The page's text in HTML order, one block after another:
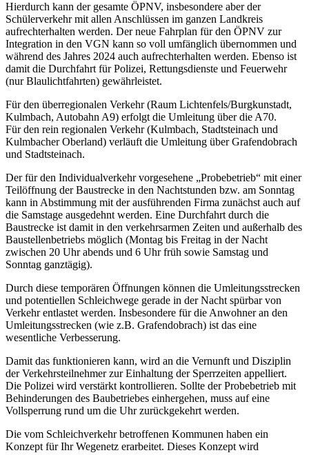
Hierdurch kann der gesamte ÖPNV, insbesondere aber der
Schülerverkehr mit allen Anschlüssen im ganzen Landkreis
aufrechterhalten werden. Der neue Fahrplan für den ÖPNV zur
Integration in den VGN kann so voll umfänglich übernommen und
während des Jahres 2024 auch aufrechterhalten werden. Ebenso ist
damit die Durchfahrt für Polizei, Rettungsdienste und Feuerwehr
(nur Blaulichtfahrten) gewährleistet.
Für den überregionalen Verkehr (Raum Lichtenfels/Burgkunstadt,
Kulmbach, Autobahn A9) erfolgt die Umleitung über die A70.
Für den rein regionalen Verkehr (Kulmbach, Stadtsteinach und
Kulmbacher Oberland) verläuft die Umleitung über Grafendobrach
und Stadtsteinach.
Der für den Individualverkehr vorgesehene „Probebetrieb“ mit einer
Teilöffnung der Baustrecke in den Nachtstunden bzw. am Sonntag
kann in Abstimmung mit der ausführenden Firma zunächst auch auf
die Samstage ausgedehnt werden. Eine Durchfahrt durch die
Baustrecke ist damit in den verkehrsarmen Zeiten und außerhalb des
Baustellenbetriebs möglich (Montag bis Freitag in der Nacht
zwischen 20 Uhr abends und 6 Uhr früh sowie Samstag und
Sonntag ganztägig).
Durch diese temporären Öffnungen können die Umleitungsstrecken
und potentiellen Schleichwege gerade in der Nacht spürbar von
Verkehr entlastet werden. Insbesondere für die Anwohner an den
Umleitungsstrecken (wie z.B. Grafendobrach) ist das eine
wesentliche Verbesserung.
Damit das funktionieren kann, wird an die Vernunft und Disziplin
der Verkehrsteilnehmer zur Einhaltung der Sperrzeiten appelliert.
Die Polizei wird verstärkt kontrollieren. Sollte der Probebetrieb mit
Behinderungen des Baubetriebes einhergehen, muss auf eine
Vollsperrung rund um die Uhr zurückgekehrt werden.
Die vom Schleichverkehr betroffenen Kommunen haben ein
Konzept für Ihr Wegenetz erarbeitet. Dieses Konzept wird